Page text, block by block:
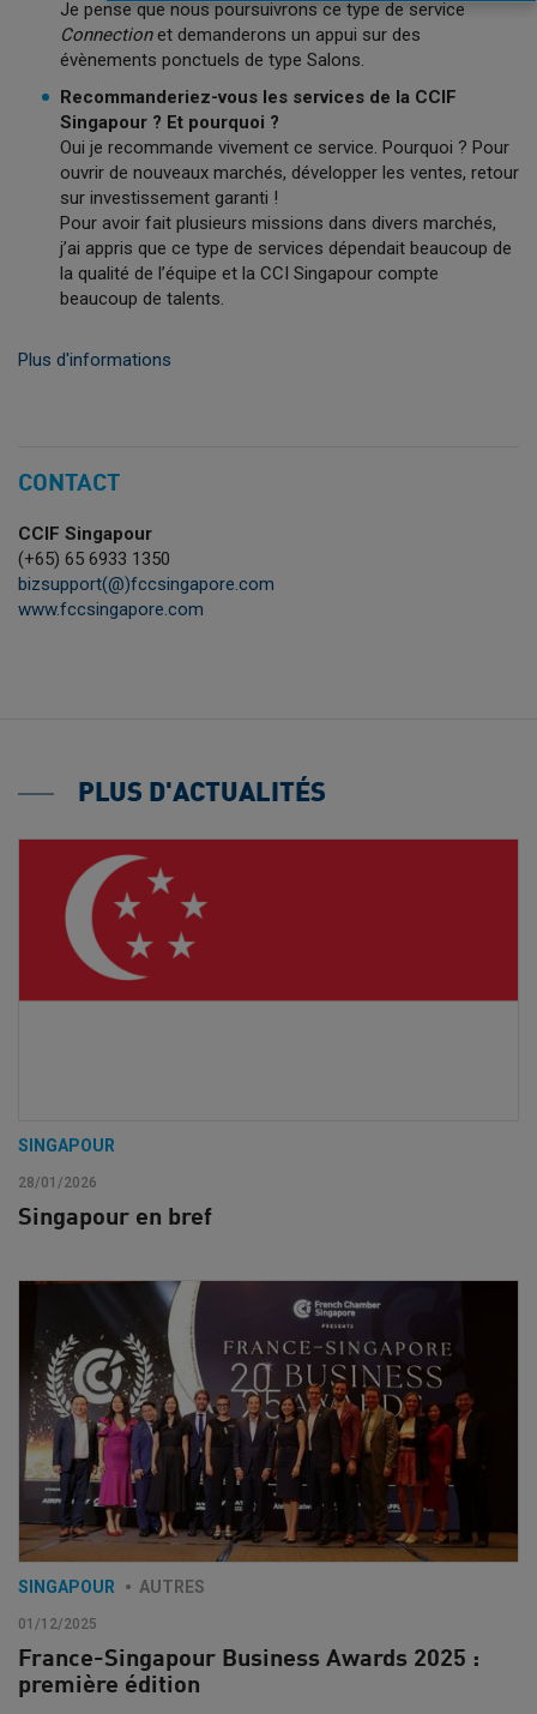
Je pense que nous poursuivrons ce type de service
Connectionet demanderons un appui sur des
évènements ponctuels de type Salons.
Recommanderiez-vous les services de la CCIF
Singapour ? Et pourquoi ?
Oui je recommande vivement ce service. Pourquoi ? Pour
ouvrir de nouveaux marchés, développer les ventes, retour
sur investissement garanti !
Pour avoir fait plusieurs missions dans divers marchés,
j’ai appris que ce type de services dépendait beaucoup de
la qualité de l’équipe et la CCI Singapour compte
beaucoup de talents.
Plus d'informations
CONTACT
CCIF Singapour
(+65) 65 6933 1350
bizsupport(@)fccsingapore.com
www.fccsingapore.com
PLUS D'ACTUALITÉS
SINGAPOUR
28/01/2026
Singapour en bref
SINGAPOUR AUTRES
01/12/2025
France-Singapour Business Awards 2025 :
première édition